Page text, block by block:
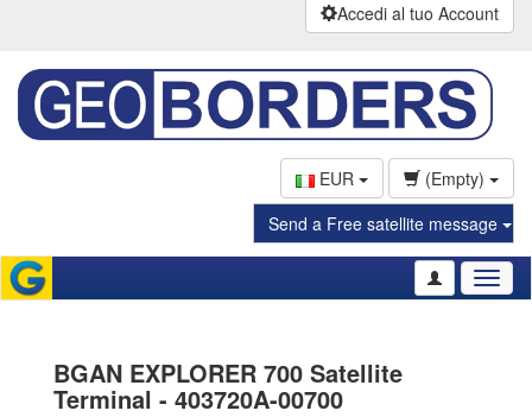
Accedi al tuo Account
EUR
(Empty)
Send a Free satellite message
BGAN EXPLORER 700 Satellite
Terminal - 403720A-00700